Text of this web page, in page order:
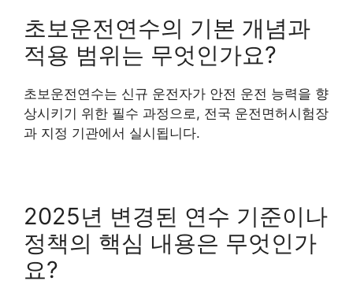
초보운전연수의 기본 개념과
적용 범위는 무엇인가요?
초보운전연수는 신규 운전자가 안전 운전 능력을 향
상시키기 위한 필수 과정으로, 전국 운전면허시험장
과 지정 기관에서 실시됩니다.
2025년 변경된 연수 기준이나
정책의 핵심 내용은 무엇인가
요?